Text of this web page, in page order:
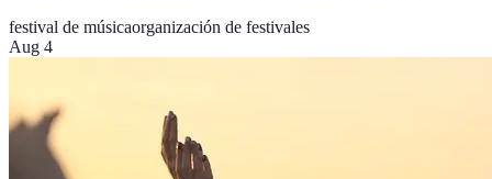
festival de músicaorganización de festivales
Aug 4